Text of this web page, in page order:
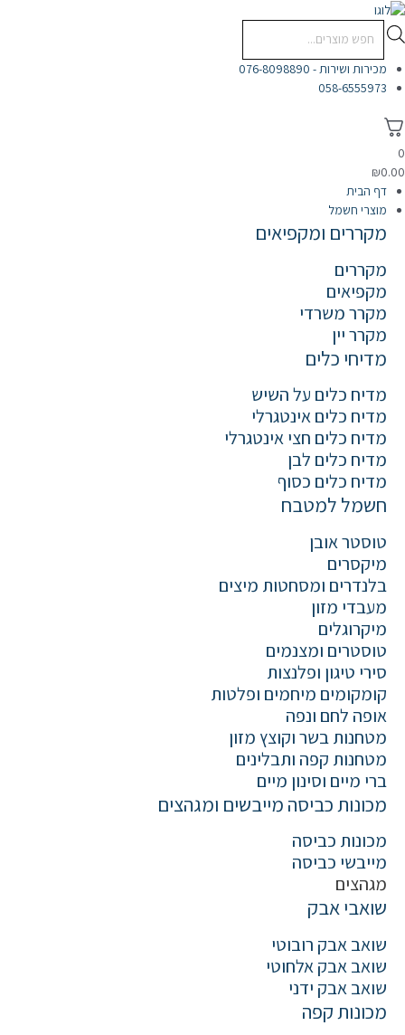
Products
search
מכירות ושירות - 076-8098890
058-6555973
₪
דף הבית
מוצרי חשמל
מקררים ומקפיאים
מקררים
מקפיאים
מקרר משרדי
מקרר יין
מדיחי כלים
מדיח כלים על השיש
מדיח כלים אינטגרלי
מדיח כלים חצי אינטגרלי
מדיח כלים לבן
מדיח כלים כסוף
חשמל למטבח
טוסטר אובן
מיקסרים
בלנדרים ומסחטות מיצים
מעבדי מזון
מיקרוגלים
טוסטרים ומצנמים
סירי טיגון ופלנצות
קומקומים מיחמים ופלטות
אופה לחם ונפה
מטחנות בשר וקוצץ מזון
מטחנות קפה ותבלינים
ברי מיים וסינון מיים
מכונות כביסה מייבשים ומגהצים
מכונות כביסה
מייבשי כביסה
מגהצים
שואבי אבק
שואב אבק רובוטי
שואב אבק אלחוטי
שואב אבק ידני
מכונות קפה